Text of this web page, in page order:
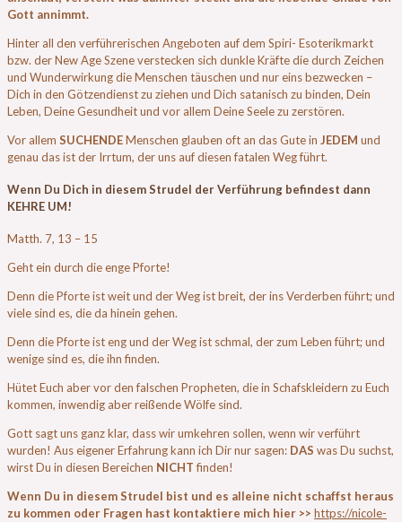
Gott annimmt.
Hinter all den verführerischen Angeboten auf dem Spiri- Esoterikmarkt
bzw. der New Age Szene verstecken sich dunkle Kräfte die durch Zeichen
und Wunderwirkung die Menschen täuschen und nur eins bezwecken –
Dich in den Götzendienst zu ziehen und Dich satanisch zu binden, Dein
Leben, Deine Gesundheit und vor allem Deine Seele zu zerstören.
Vor allem SUCHENDEMenschen glauben oft an das Gute in JEDEM und
genau das ist der Irrtum, der uns auf diesen fatalen Weg führt.
Wenn Du Dich in diesem Strudel der Verführung befindest dann
KEHRE UM!
Matth. 7, 13 – 15
Geht ein durch die enge Pforte!
Denn die Pforte ist weit und der Weg ist breit, der ins Verderben führt; und
viele sind es, die da hinein gehen.
Denn die Pforte ist eng und der Weg ist schmal, der zum Leben führt; und
wenige sind es, die ihn finden.
Hütet Euch aber vor den falschen Propheten, die in Schafskleidern zu Euch
kommen, inwendig aber reißende Wölfe sind.
Gott sagt uns ganz klar, dass wir umkehren sollen, wenn wir verführt
wurden! Aus eigener Erfahrung kann ich Dir nur sagen: DAS was Du suchst,
wirst Du in diesen Bereichen NICHTfinden!
Wenn Du in diesem Strudel bist und es alleine nicht schaffst heraus
zu kommen oder Fragen hast kontaktiere mich hier >> https://nicole-